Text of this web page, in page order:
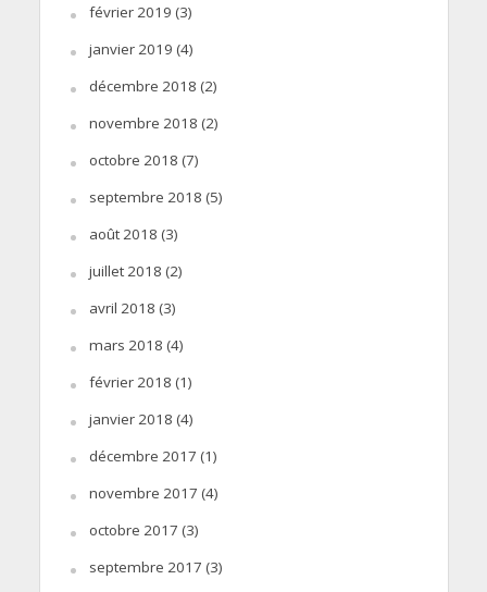
février 2019 (3)
janvier 2019 (4)
décembre 2018 (2)
novembre 2018 (2)
octobre 2018 (7)
septembre 2018 (5)
août 2018 (3)
juillet 2018 (2)
avril 2018 (3)
mars 2018 (4)
février 2018 (1)
janvier 2018 (4)
décembre 2017 (1)
novembre 2017 (4)
octobre 2017 (3)
septembre 2017 (3)